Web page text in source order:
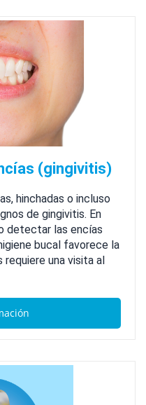
(gingivitis)
hinchadas o incluso
de gingivitis. En
detectar las encías
bucal favorece la
requiere una visita al